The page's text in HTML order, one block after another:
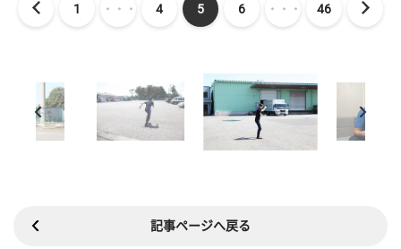
1 ・・・ 4 5 6 ・・・ 46
記事ページへ戻る